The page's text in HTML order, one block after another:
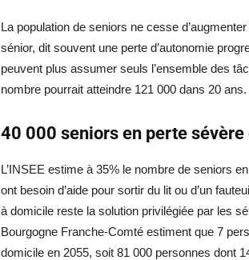
La population de seniors ne cesse
sénior, dit souvent une perte d’autonomie
peuvent plus assumer seuls l’ensemble des
nombre pourrait atteindre 121 000 dans 20 ans.
40 000 seniors en perte sévère
L’INSEE estime à 35% le nombre de seniors
ont besoin d’aide pour sortir du lit ou d’un
à domicile reste la solution privilégiée par les
Bourgogne Franche-Comté estiment que 7
domicile en 2055, soit 81 000 personnes dont